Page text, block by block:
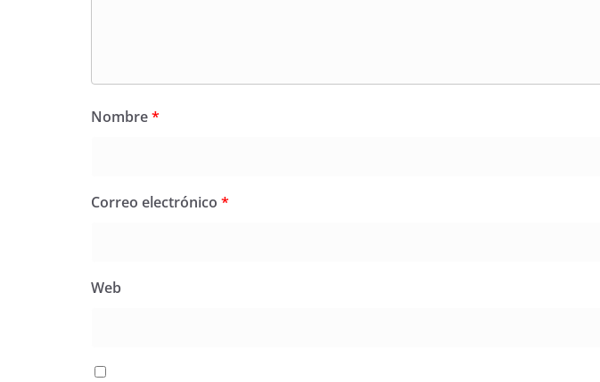
Nombre*
Correo electrónico *
Web